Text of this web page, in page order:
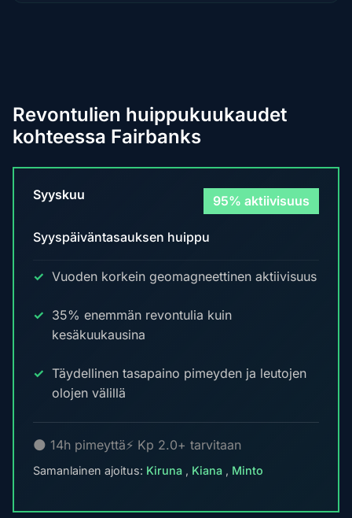
Revontulien huippukuukaudet
kohteessa Fairbanks
Syyskuu 95% aktiivisuus
Syyspäiväntasauksen huippu
Vuoden korkein geomagneettinen aktiivisuus
35% enemmän revontulia kuin
kesäkuukausina
Täydellinen tasapaino pimeyden ja leutojen
olojen välillä
🌑 14h pimeyttä⚡ Kp 2.0+ tarvitaan
Samanlainen ajoitus: Kiruna , Kiana , Minto